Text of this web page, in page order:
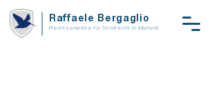
Rechtsanwälte für Strafrecht in Mailand
Raffaele Bergaglio